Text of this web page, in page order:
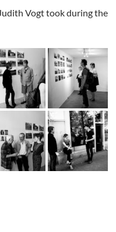
Vogt took during the